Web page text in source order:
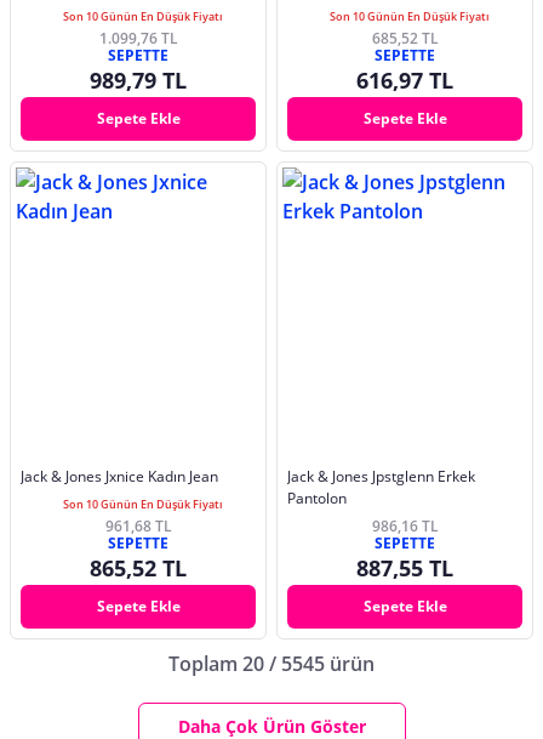
Son 10 Günün En Düşük Fiyatı
1.099,76 TL
SEPETTE
989,79 TL
Sepete Ekle
Son 10 Günün En Düşük Fiyatı
685,52 TL
SEPETTE
616,97 TL
Sepete Ekle
Jack & Jones Jxnice Kadın Jean
Son 10 Günün En Düşük Fiyatı
961,68 TL
SEPETTE
865,52 TL
Sepete Ekle
Jack & Jones Jpstglenn Erkek
Pantolon
986,16 TL
SEPETTE
887,55 TL
Sepete Ekle
Toplam 20 / 5545 ürün
Daha Çok Ürün Göster